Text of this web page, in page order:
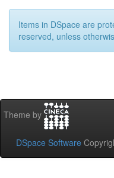
Items in DSpace are
reserved, unless
Theme by
DSpace Software